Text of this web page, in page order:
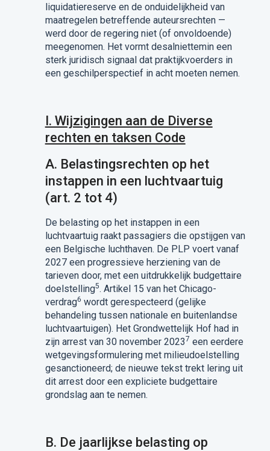
liquidatiereserve en de onduidelijkheid van
maatregelen betreffende auteursrechten —
werd door de regering niet (of onvoldoende)
meegenomen. Het vormt desalniettemin een
sterk juridisch signaal dat praktijkvoerders in
een geschilperspectief in acht moeten nemen.
I. Wijzigingen aan de Diverse
rechten en taksen Code
A. Belastingsrechten op het
instappen in een luchtvaartuig
(art. 2 tot 4)
De belasting op het instappen in een
luchtvaartuig raakt passagiers die opstijgen van
een Belgische luchthaven. De PLP voert vanaf
2027 een progressieve herziening van de
tarieven door, met een uitdrukkelijk budgettaire
doelstelling5. Artikel 15 van het Chicago-
verdrag6 wordt gerespecteerd (gelijke
behandeling tussen nationale en buitenlandse
luchtvaartuigen). Het Grondwettelijk Hof had in
zijn arrest van 30 november 20237 een eerdere
wetgevingsformulering met milieudoelstelling
gesanctioneerd; de nieuwe tekst trekt lering uit
dit arrest door een expliciete budgettaire
grondslag aan te nemen.
B. De jaarlijkse belasting op